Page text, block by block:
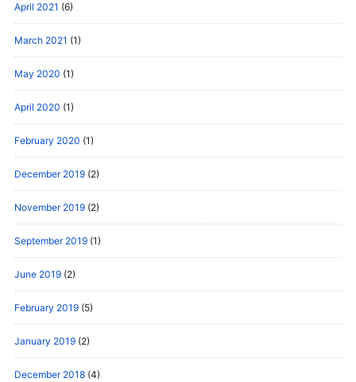
April 2021 (6)
March 2021 (1)
May 2020 (1)
April 2020 (1)
February 2020 (1)
December 2019(2)
November 2019(2)
September 2019(1)
June 2019(2)
February 2019(5)
January 2019(2)
December 2018(4)